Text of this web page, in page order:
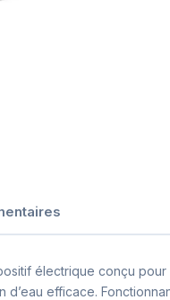
électrique conçu
d’eau efficace.